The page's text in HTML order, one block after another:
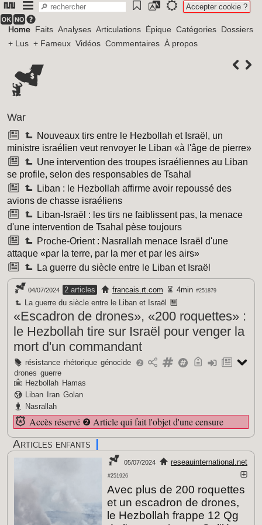
Accepter cookie ?
Home Faits Analyses Articulations Épique Catégories Dossiers
+ Lus + Fameux Vidéos Commentaires À propos
War
Nouveaux tirs entre le Hezbollah et Israël, un
ministre israélien veut renvoyer le Liban «à l'âge de pierre»
Une intervention des troupes israéliennes au Liban
se profile, selon des responsables de Tsahal
Liban : le Hezbollah affirme avoir repoussé des
avions de chasse israéliens
Liban-Israël : les tirs ne faiblissent pas, la menace
d'une intervention de Tsahal pèse toujours
Proche-Orient : Nasrallah menace Israël d'une
attaque «par la terre, par la mer et par les airs»
La guerre du siècle entre le Liban et Israël
04/07/2024 2 articles francais.rt.com 4min #251879
La guerre du siècle entre le Liban et Israël
«Escadron de drones», «200 roquettes» :
le Hezbollah tire sur Israël pour venger la
mort d'un commandant
❷
résistance rhétorique génocide
drones guerre
Hezbollah Hamas
Liban
Iran Golan
Nasrallah
Accès réservé ❷ Article qui fait l'objet d'une censure
Articles enfants
05/07/2024 reseauinternational.net
#251926
Avec plus de 200 roquettes
et un escadron de drones,
le Hezbollah frappe 12 Qg